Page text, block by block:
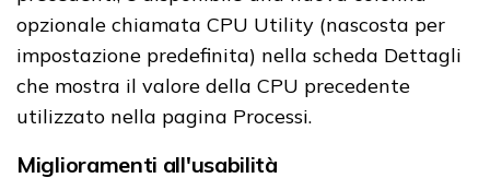
opzionale chiamata CPU Utility (nascosta per
impostazione predefinita) nella scheda Dettagli
che mostra il valore della CPU precedente
utilizzato nella pagina Processi.
Miglioramenti all'usabilità